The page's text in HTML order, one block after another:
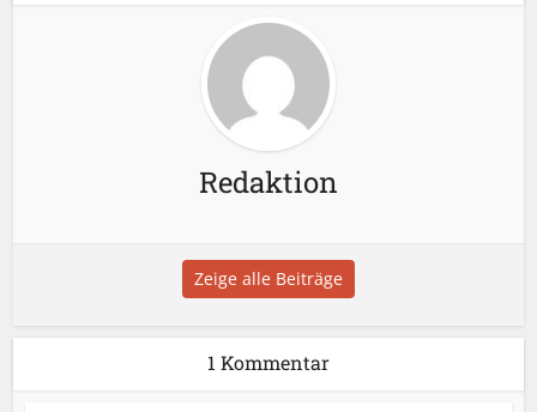
Redaktion
Zeige alle Beiträge
1 Kommentar